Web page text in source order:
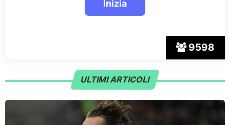
9598
ULTIMI ARTICOLI